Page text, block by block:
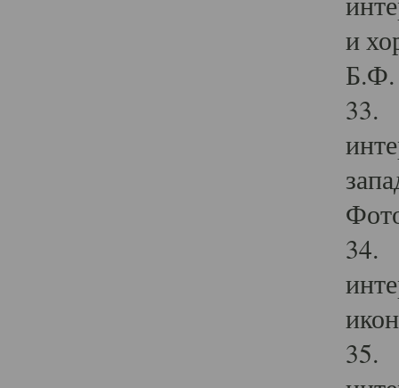
и
Б.Ф.
33.
34.
35.